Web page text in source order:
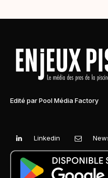
Edité par Pool Média Factory
Linkedin